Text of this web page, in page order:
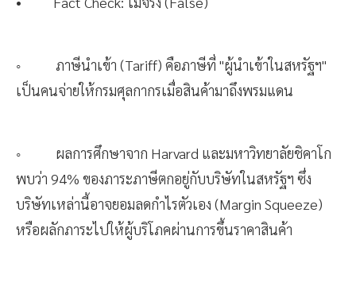
◦ ภาษีนำเข้า (Tariff) คือภาษีที่ "ผู้นำเข้าในสหรัฐฯ"
เป็นคนจ่ายให้กรมศุลกากรเมื่อสินค้ามาถึงพรมแดน
◦ ผลการศึกษาจาก Harvard และมหาวิทยาลัยชิคาโก
พบว่า 94% ของภาระภาษีตกอยู่กับบริษัทในสหรัฐฯ ซึ่ง
บริษัทเหล่านี้อาจยอมลดกำไรตัวเอง (Margin Squeeze)
หรือผลักภาระไปให้ผู้บริโภคผ่านการขึ้นราคาสินค้า